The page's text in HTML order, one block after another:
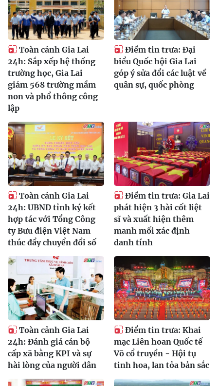
Toàn cảnh Gia Lai
24h: Sắp xếp hệ thống
trường học, Gia Lai
giảm 568 trường mầm
non và phổ thông công
lập
Điểm tin trưa: Đại
biểu Quốc hội Gia Lai
góp ý sửa đổi các luật về
quân sự, quốc phòng
Toàn cảnh Gia Lai
24h: UBND tỉnh ký kết
hợp tác với Tổng Công
ty Bưu điện Việt Nam
thúc đẩy chuyển đổi số
Điểm tin trưa: Gia Lai
phát hiện 3 hài cốt liệt
sĩ và xuất hiện thêm
manh mối xác định
danh tính
Toàn cảnh Gia Lai
24h: Đánh giá cán bộ
cấp xã bằng KPI và sự
hài lòng của người dân
Điểm tin trưa: Khai
mạc Liên hoan Quốc tế
Võ cổ truyền - Hội tụ
tinh hoa, lan tỏa bản sắc